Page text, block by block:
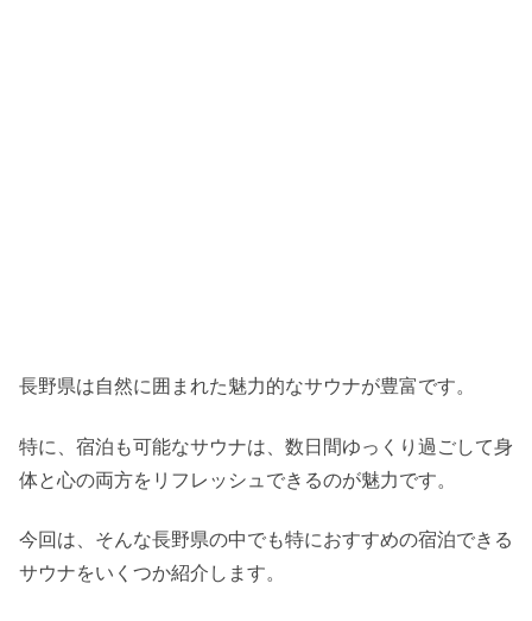
長野県は自然に囲まれた魅力的なサウナが豊富です。
特に、宿泊も可能なサウナは、数日間ゆっくり過ごして身
体と心の両方をリフレッシュできるのが魅力です。
今回は、そんな長野県の中でも特におすすめの宿泊できる
サウナをいくつか紹介します。